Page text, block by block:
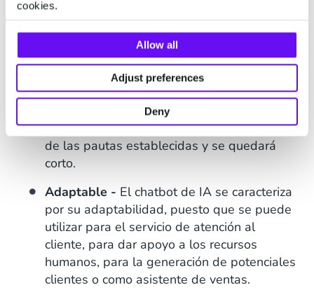
cookies.
Allow all
Adjust preferences
Deny
un usuario tenga una consulta, el asistente
virtual con Inteligencia Artificial estará listo
para dar una respuesta instantánea. Cómo
están basados en sistemas y bases de
datos integrados, los chatbots de
Inteligencia Artificial pueden ayudar
realmente al cliente. Mientras que, un
asistente virtual con guión no podrá salirse
de las pautas establecidas y se quedará
corto.
Adaptable - El chatbot de IA se caracteriza
por su adaptabilidad, puesto que se puede
utilizar para el servicio de atención al
cliente, para dar apoyo a los recursos
humanos, para la generación de potenciales
clientes o como asistente de ventas.